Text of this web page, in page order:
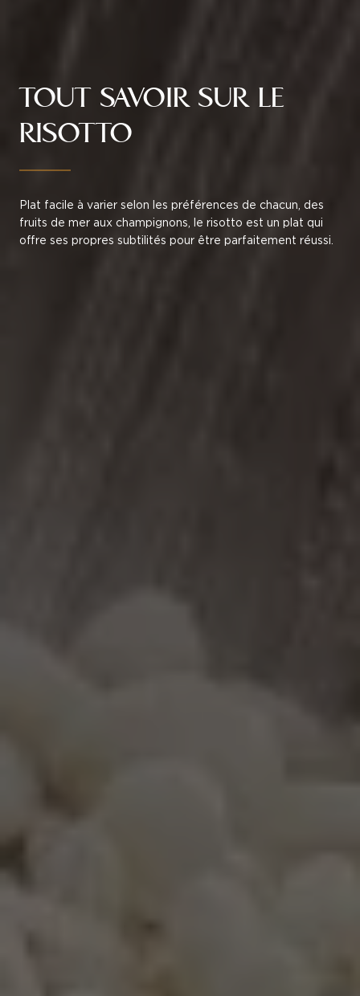
TOUT SAVOIR SUR LE
RISOTTO
Plat facile à varier selon les préférences de chacun, des
fruits de mer aux champignons, le risotto est un plat qui
offre ses propres subtilités pour être parfaitement réussi.